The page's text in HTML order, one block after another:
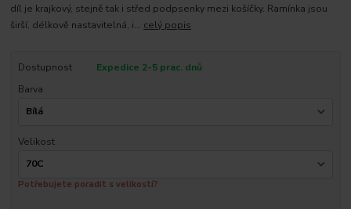
díl je krajkový, stejně tak i střed podpsenky mezi košíčky. Ramínka jsou
širší, délkově nastavitelná, i... celý popis
Dostupnost
Expedice 2-5 prac. dnů
Barva
Velikost
Potřebujete poradit s velikostí?